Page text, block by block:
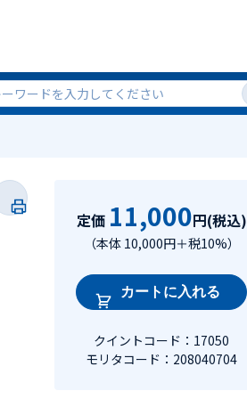
定価 11,000円(税込)
（本体 10,000円＋税10%）
カートに入れる
クイントコード：17050
モリタコード：208040704